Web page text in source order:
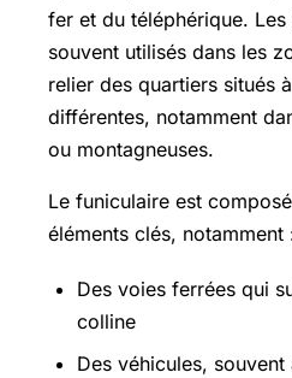
fer et du téléphérique.
souvent utilisés dans les
relier des quartiers situés
différentes, notamment
ou montagneuses.
Le funiculaire est
éléments clés, notamment
Des voies ferrées qui
colline
Des véhicules,